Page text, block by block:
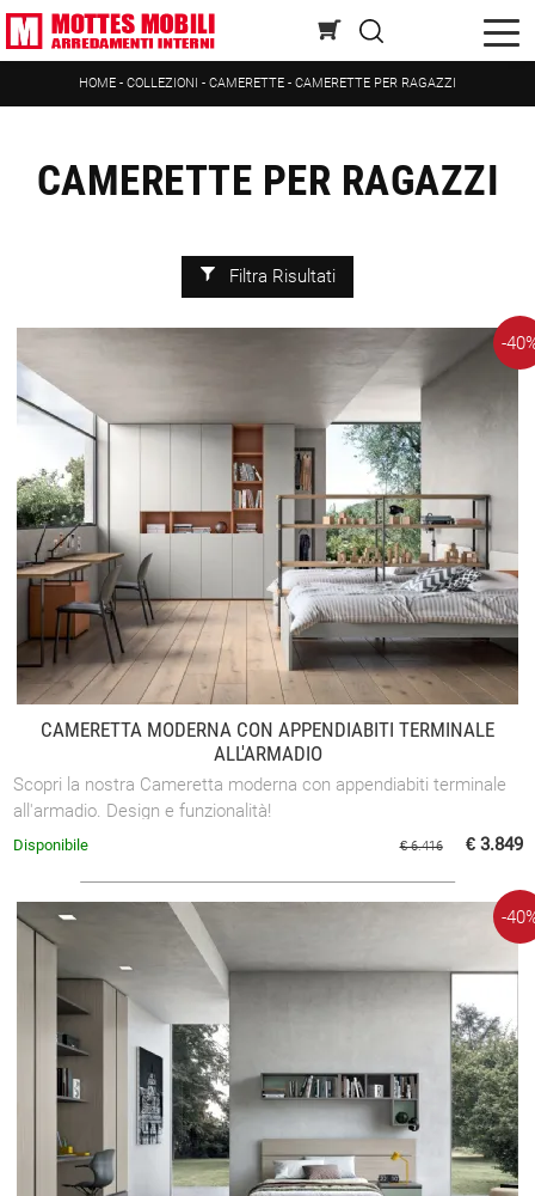
HOME - COLLEZIONI - CAMERETTE - CAMERETTE PER RAGAZZI
CAMERETTE PER RAGAZZI
Filtra Risultati
CAMERETTA MODERNA CON APPENDIABITI TERMINALE
ALL'ARMADIO
Scopri la nostra Cameretta moderna con appendiabiti terminale
all'armadio. Design e funzionalità!
-
€ 6.416 € 3.849
Disponibile
-